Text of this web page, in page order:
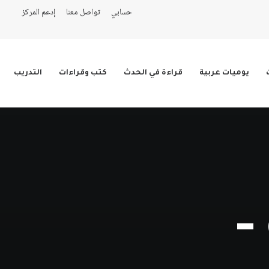
حسابي تواصل معنا إدعم المركز
يوميات عربية قراءة في الحدث كتب وقراءات التدريب
-